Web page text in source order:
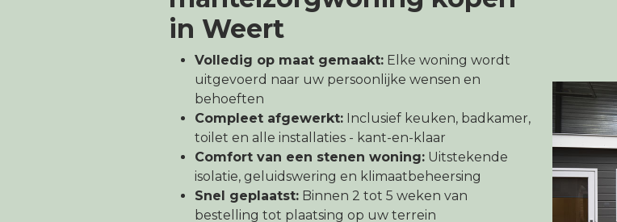
in Weert
Volledig op maat gemaakt: Elke woning wordt
uitgevoerd naar uw persoonlijke wensen en
behoeften
Compleet afgewerkt: Inclusief keuken, badkamer,
toilet en alle installaties - kant-en-klaar
Comfort van een stenen woning: Uitstekende
isolatie, geluidswering en klimaatbeheersing
Snel geplaatst: Binnen 2 tot 5 weken van
bestelling tot plaatsing op uw terrein